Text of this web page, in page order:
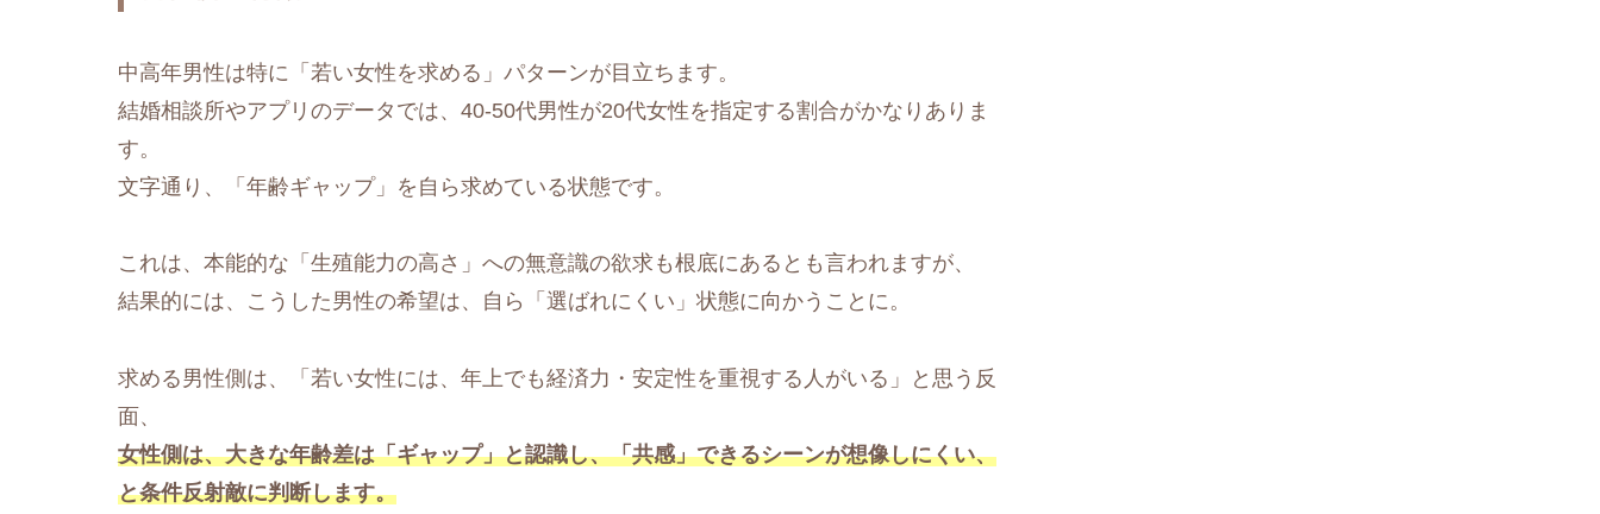
中高年男性は特に「若い女性を求める」パターンが目立ちます。
結婚相談所やアプリのデータでは、40-50代男性が20代女性を指定する割合がかなりありま
す。
文字通り、「年齢ギャップ」を自ら求めている状態です。
これは、本能的な「生殖能力の高さ」への無意識の欲求も根底にあるとも言われますが、
結果的には、こうした男性の希望は、自ら「選ばれにくい」状態に向かうことに。
求める男性側は、「若い女性には、年上でも経済力・安定性を重視する人がいる」と思う反
面、
女性側は、大きな年齢差は「ギャップ」と認識し、「共感」できるシーンが想像しにくい、
と条件反射敵に判断します。